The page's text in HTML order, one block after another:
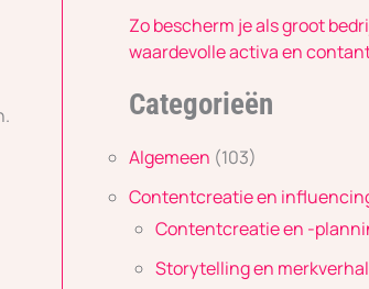
Zo bescherm je als groot
waardevolle activa en
Categorieën
Algemeen (103)
Contentcreatie en
Contentcreatie en -
Storytelling en